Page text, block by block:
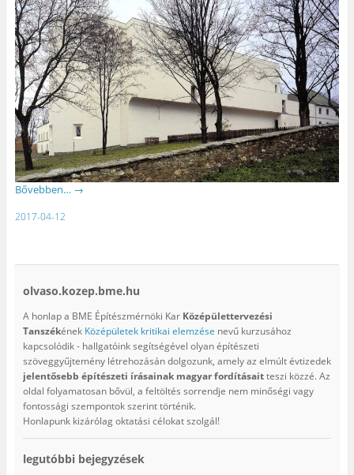
Bővebben… →
2017-04-12
olvaso.kozep.bme.hu
A honlap a BME Építészmérnöki Kar Középülettervezési
Tanszékének Középületek kritikai elemzése nevű kurzusához
kapcsolódik - hallgatóink segítségével olyan építészeti
szöveggyűjtemény létrehozásán dolgozunk, amely az elmúlt évtizedek
jelentősebb építészeti írásainak magyar fordításaitteszi közzé. Az
oldal folyamatosan bővül, a feltöltés sorrendje nem minőségi vagy
fontossági szempontok szerint történik.
Honlapunk kizárólag oktatási célokat szolgál!
legutóbbi bejegyzések